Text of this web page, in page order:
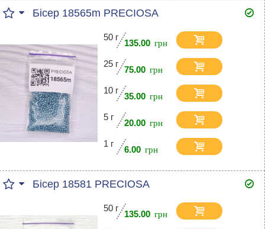
Бісер 18565m PRECIOSA
50 г
135.00
25 г
75.00
10 г
35.00
5 г
20.00
1 г
6.00
Бісер 18581 PRECIOSA
50 г
135.00